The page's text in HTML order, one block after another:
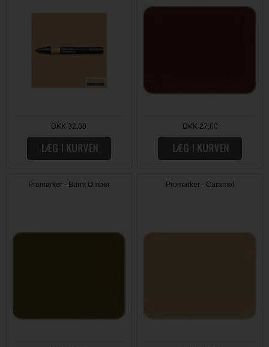
DKK 32,00 DKK 27,00
Promarker - Burnt Umber Promarker - Caramel